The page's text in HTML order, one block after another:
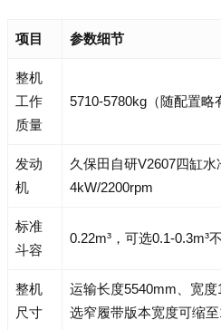
项目 参数细节
整机
工作
质量
5710-5780kg（随配置略
发动
机
久保田自研V2607四缸
4kW/2200rpm
标准
斗容
0.22m³，可选0.1-0.3m³
整机
尺寸
运输长度5540mm、宽
选窄履带版本宽度可缩